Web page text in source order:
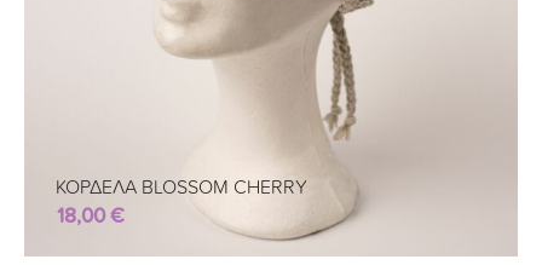
ΚΟΡΔΕΛΑ BLOSSOM CHERRY
18,00€